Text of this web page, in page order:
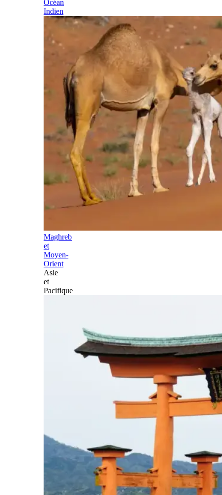
Océan
Indien
Maghreb
et
Moyen-
Orient
Asie
et
Pacifique